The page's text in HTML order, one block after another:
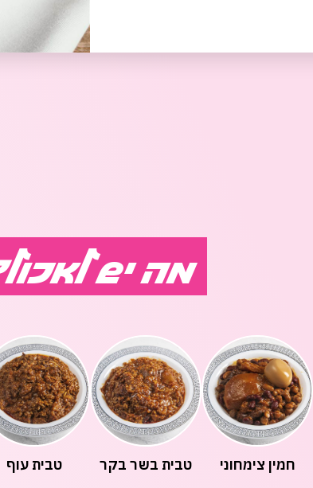
חי טעימות- אוכל
משק סמואל-
מה יש
חמין צימחוני טבית בשר בקר טבית עוף